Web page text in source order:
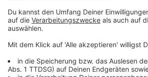
Zustimmung, um den
Wir verwenden einen